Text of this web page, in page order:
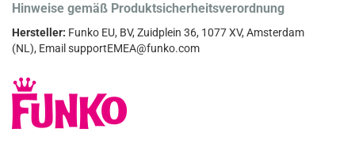
Hinweise gemäß Produktsicherheitsverordnung
Hersteller: Funko EU, BV, Zuidplein 36, 1077 XV, Amsterdam
(NL), Email supportEMEA@funko.com